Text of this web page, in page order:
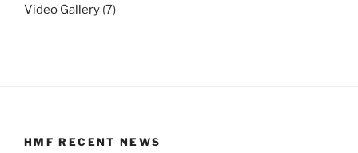
Video Gallery (7)
HMF RECENT NEWS